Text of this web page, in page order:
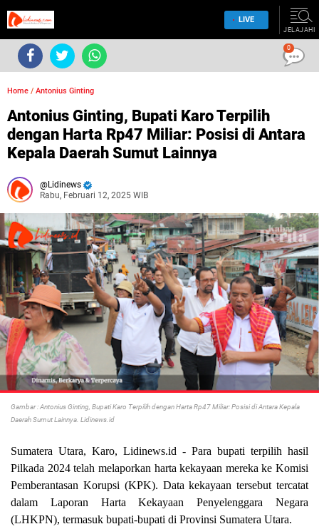
LIVE
JELAJAHI
Home / Antonius Ginting
Antonius Ginting, Bupati Karo Terpilih
dengan Harta Rp47 Miliar: Posisi di Antara
Kepala Daerah Sumut Lainnya
Lidinews
Rabu, Februari 12, 2025 WIB
Gambar : Antonius Ginting, Bupati Karo Terpilih dengan Harta Rp47 Miliar: Posisi di Antara Kepala
Daerah Sumut Lainnya. Lidinews.id
Sumatera Utara, Karo, Lidinews.id - Para bupati terpilih hasil
Pilkada 2024 telah melaporkan harta kekayaan mereka ke Komisi
Pemberantasan Korupsi (KPK). Data kekayaan tersebut tercatat
dalam Laporan Harta Kekayaan Penyelenggara Negara
(LHKPN), termasuk bupati-bupati di Provinsi Sumatera Utara.
0